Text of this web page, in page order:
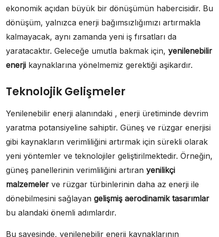
ekonomik açıdan büyük bir dönüşümün habercisidir. Bu
dönüşüm, yalnızca enerji bağımsızlığımızı artırmakla
kalmayacak, aynı zamanda yeni iş fırsatları da
yaratacaktır. Geleceğe umutla bakmak için, yenilenebilir
enerji kaynaklarına yönelmemiz gerektiği aşikardır.
Teknolojik Gelişmeler
Yenilenebilir enerji alanındaki , enerji üretiminde devrim
yaratma potansiyeline sahiptir. Güneş ve rüzgar enerjisi
gibi kaynakların verimliliğini artırmak için sürekli olarak
yeni yöntemler ve teknolojiler geliştirilmektedir. Örneğin,
güneş panellerinin verimliliğini artıran yenilikçi
malzemeler ve rüzgar türbinlerinin daha az enerji ile
dönebilmesini sağlayan gelişmiş aerodinamik tasarımlar
bu alandaki önemli adımlardır.
Bu sayesinde, yenilenebilir enerji kaynaklarının